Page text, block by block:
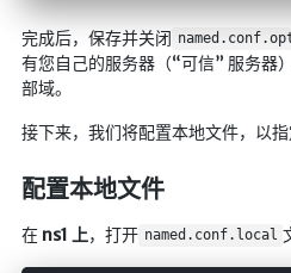
完成后，保存并关闭
有您自己的服务器（“可信” 服务器
部域。
接下来，我们将配置本地文件，以指
配置本地文件
在 ns1 上，打开 named.conf.local